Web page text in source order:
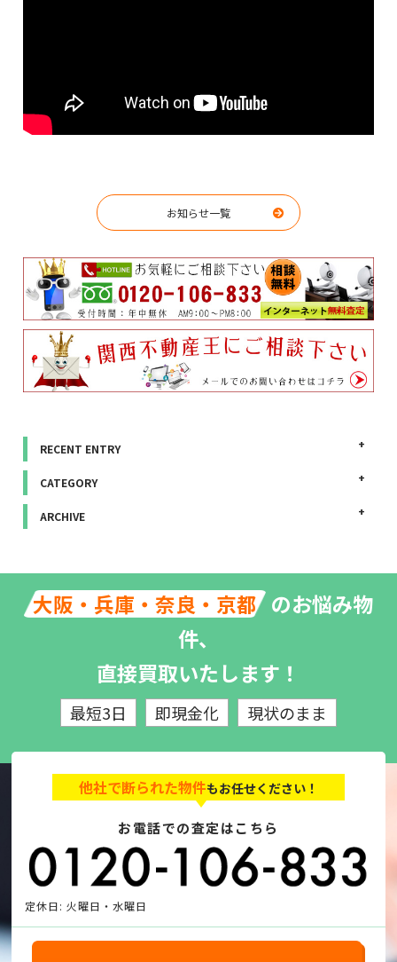
お知らせ一覧
RECENT ENTRY
CATEGORY
ARCHIVE
大阪・兵庫・奈良・京都 のお悩み物
件、
直接買取いたします！
最短3日 即現金化 現状のまま
他社で断られた物件もお任せください！
お電話での査定はこちら
定休日: 火曜日・水曜日